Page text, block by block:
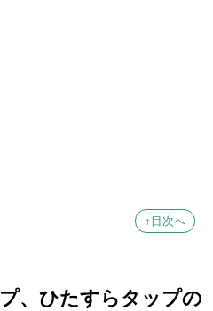
↑目次へ
、ひたすらタップの